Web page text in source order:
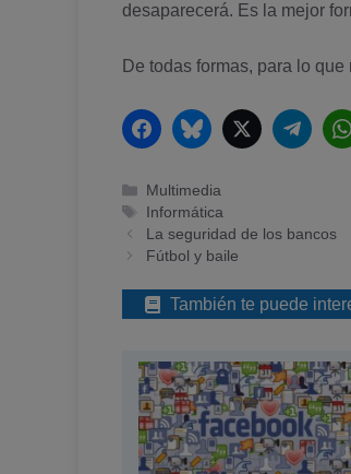
desaparecerá. Es la mejor
De todas formas, para lo
FacebookBluesky Twitter
Categorías
Multimedia
Etiquetas
Informática
La seguridad de los bancos
Fútbol y baile
También te puede